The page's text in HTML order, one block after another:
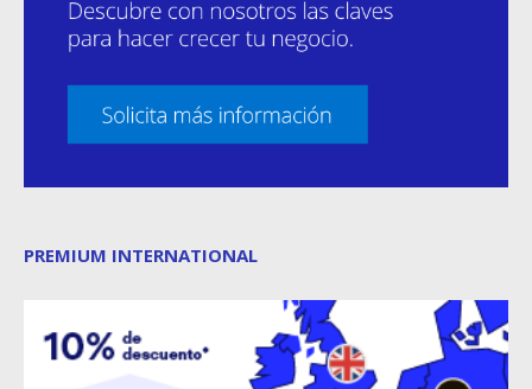
PREMIUM INTERNATIONAL